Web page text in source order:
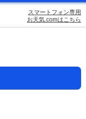
スマートフォン専用
お天気.comはこちら